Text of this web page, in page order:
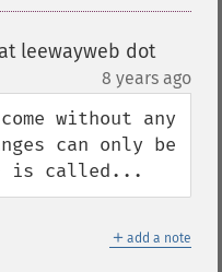
leewayweb dot
8 years ago
without any
can only be
is called...
＋ add a note